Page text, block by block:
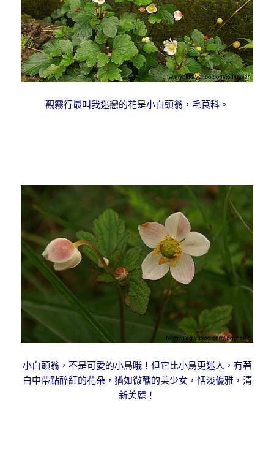
觀霧行最叫我迷戀的花是小白頭翁，毛茛科。
小白頭翁，不是可愛的小鳥哦！但它比小鳥更迷人，有著
白中帶點醉紅的花朵，猶如微醺的美少女，恬淡優雅，清
新美麗！